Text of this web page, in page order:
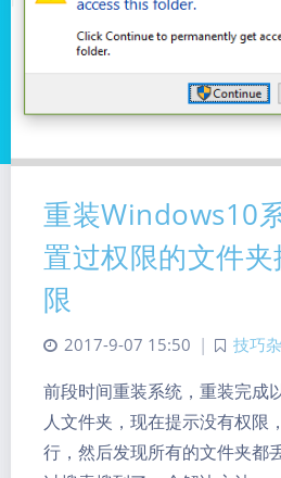
暗黑模式
重装Windows10
置过权限的文件
限
2017-9-07 15:50 | 技巧
前段时间重装系统，重装完成
人文件夹，现在提示没有权
行，然后发现所有的文件夹都